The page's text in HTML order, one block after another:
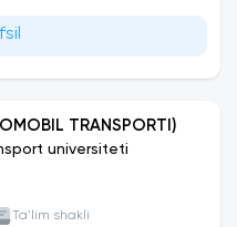
TRANSPORTI)
universiteti
Ta'lim shakli